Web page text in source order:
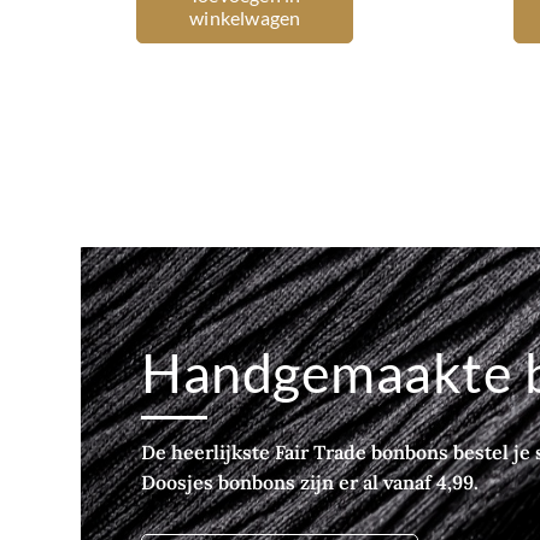
€69,07
winkelwagen
gekozen
Handgemaakte
De heerlijkste Fair Trade bonbons bestel je
Doosjes bonbons zijn er al vanaf 4,99.